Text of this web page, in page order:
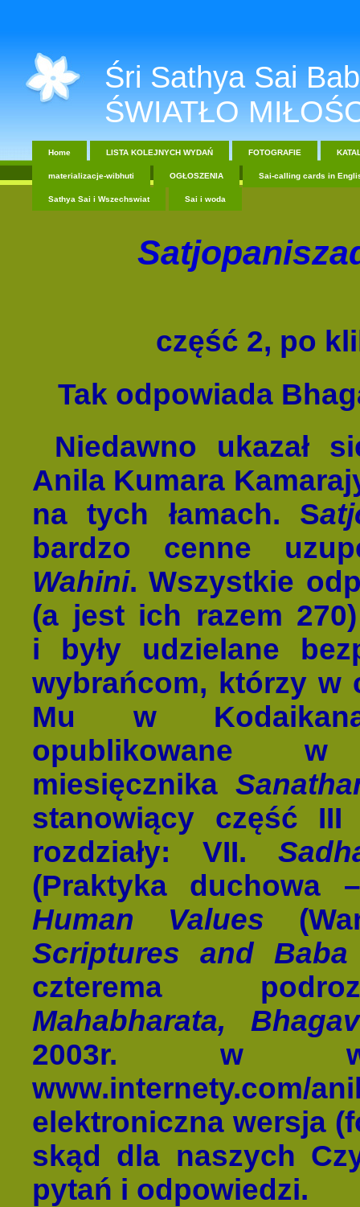
Śri Sathya Sai
ŚWIATŁO
Home LISTA KOLEJNYCH WYDAŃ FOTOGRAFIE
materializacje-wibhuti OGŁOSZENIA Sai-calling cards in
Sathya Sai i Wszechswiat Sai i woda
część 2, po
Tak odpowiada
Niedawno ukazał
Anila Kumara
na tych łamach. S
bardzo cenne
Wahini. Wszystkie
(a jest ich razem
i były udzielane
wybrańcom, którzy w
Mu w
opublikowane
miesięcznika
stanowiący część
rozdziały: VII.
(Praktyka duchowa
Human Values
Scriptures and
czterema
Mahabharata,
2003r. w
elektroniczna wersja
skąd dla naszych
pytań i odpowiedzi.